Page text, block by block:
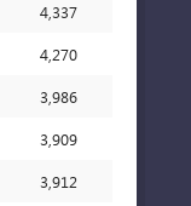
4,337
4,270
3,986
3,909
3,912